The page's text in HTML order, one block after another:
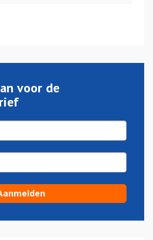
voor de